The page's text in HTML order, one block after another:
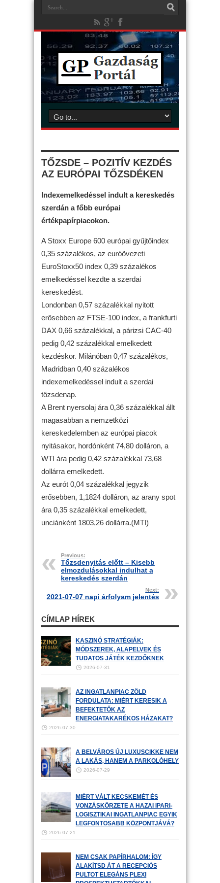
TŐZSDE – POZITÍV KEZDÉS
AZ EURÓPAI TŐZSDÉKEN
Indexemelkedéssel indult a kereskedés
szerdán a főbb európai
értékpapírpiacokon.
A Stoxx Europe 600 európai gyűjtőindex
0,35 százalékos, az euróövezeti
EuroStoxx50 index 0,39 százalékos
emelkedéssel kezdte a szerdai
kereskedést.
Londonban 0,57 százalékkal nyitott
erősebben az FTSE-100 index, a frankfurti
DAX 0,66 százalékkal, a párizsi CAC-40
pedig 0,42 százalékkal emelkedett
kezdéskor. Milánóban 0,47 százalékos,
Madridban 0,40 százalékos
indexemelkedéssel indult a szerdai
tőzsdenap.
A Brent nyersolaj ára 0,36 százalékkal állt
magasabban a nemzetközi
kereskedelemben az európai piacok
nyitásakor, hordónként 74,80 dolláron, a
WTI ára pedig 0,42 százalékkal 73,68
dollárra emelkedett.
Az eurót 0,04 százalékkal jegyzik
erősebben, 1,1824 dolláron, az arany spot
ára 0,35 százalékkal emelkedett,
unciánként 1803,26 dollárra.(MTI)
Previous:
Tőzsdenyitás előtt – Kisebb
elmozdulásokkal indulhat a
kereskedés szerdán
Next:
2021-07-07 napi árfolyam jelentés
CÍMLAP HÍREK
KASZINÓ STRATÉGIÁK:
MÓDSZEREK, ALAPELVEK ÉS
TUDATOS JÁTÉK KEZDŐKNEK
2026-07-31
AZ INGATLANPIAC ZÖLD
FORDULATA: MIÉRT KERESIK A
BEFEKTETŐK AZ
ENERGIATAKARÉKOS HÁZAKAT?
2026-07-30
A BELVÁROS ÚJ LUXUSCIKKE NEM
A LAKÁS, HANEM A PARKOLÓHELY
2026-07-29
MIÉRT VÁLT KECSKEMÉT ÉS
VONZÁSKÖRZETE A HAZAI IPARI-
LOGISZTIKAI INGATLANPIAC EGYIK
LEGFONTOSABB KÖZPONTJÁVÁ?
2026-07-21
NEM CSAK PAPÍRHALOM: ÍGY
ALAKÍTSD ÁT A RECEPCIÓS
PULTOT ELEGÁNS PLEXI